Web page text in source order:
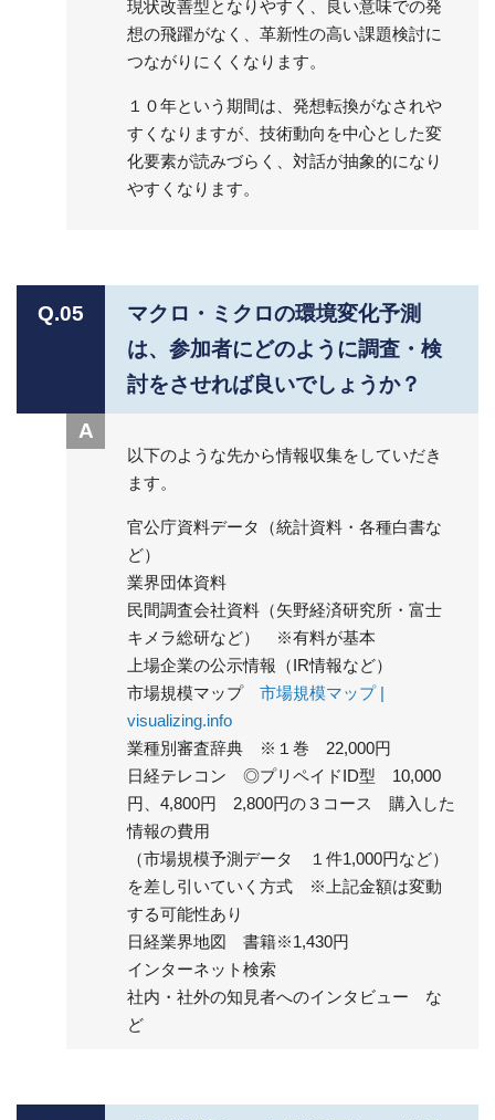
現状改善型となりやすく、良い意味での発
想の飛躍がなく、革新性の高い課題検討に
つながりにくくなります。
１０年という期間は、発想転換がなされや
すくなりますが、技術動向を中心とした変
化要素が読みづらく、対話が抽象的になり
やすくなります。
Q.05
マクロ・ミクロの環境変化予測
は、参加者にどのように調査・検
討をさせれば良いでしょうか？
A
以下のような先から情報収集をしていだき
ます。
官公庁資料データ（統計資料・各種白書な
ど）
業界団体資料
民間調査会社資料（矢野経済研究所・富士
キメラ総研など） ※有料が基本
上場企業の公示情報（IR情報など）
市場規模マップ 市場規模マップ |
visualizing.info
業種別審査辞典 ※１巻 22,000円
日経テレコン ◎プリペイドID型 10,000
円、4,800円 2,800円の３コース 購入した
情報の費用
（市場規模予測データ １件1,000円など）
を差し引いていく方式 ※上記金額は変動
する可能性あり
日経業界地図 書籍※1,430円
インターネット検索
社内・社外の知見者へのインタビュー な
ど